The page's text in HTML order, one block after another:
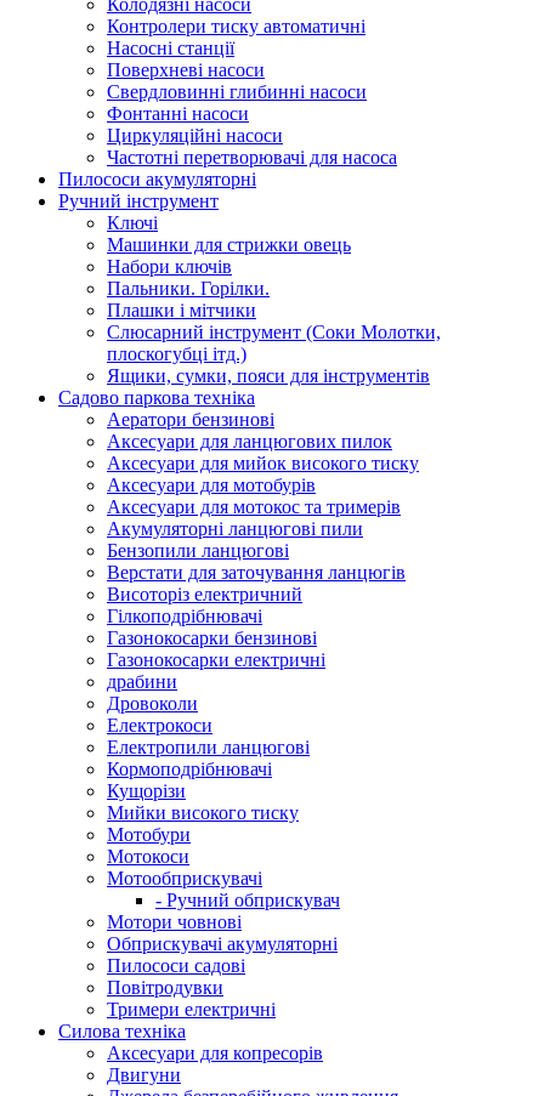
Колодязні насоси
Контролери тиску автоматичні
Насосні станції
Поверхневі насоси
Свердловинні глибинні насоси
Фонтанні насоси
Циркуляційні насоси
Частотні перетворювачі для насоса
Пилососи акумуляторні
Ручний інструмент
Ключі
Машинки для стрижки овець
Набори ключів
Пальники. Горілки.
Плашки і мітчики
Слюсарний інструмент (Соки Молотки,
плоскогубці ітд.)
Ящики, сумки, пояси для інструментів
Садово паркова техніка
Аератори бензинові
Аксесуари для ланцюгових пилок
Аксесуари для мийок високого тиску
Аксесуари для мотобурів
Аксесуари для мотокос та тримерів
Акумуляторні ланцюгові пили
Бензопили ланцюгові
Верстати для заточування ланцюгів
Висоторіз електричний
Гілкоподрібнювачі
Газонокосарки бензинові
Газонокосарки електричні
драбини
Дровоколи
Електрокоси
Електропили ланцюгові
Кормоподрібнювачі
Кущорізи
Мийки високого тиску
Мотобури
Мотокоси
Мотообприскувачі
- Ручний обприскувач
Мотори човнові
Обприскувачі акумуляторні
Пилососи садові
Повітродувки
Тримери електричні
Силова техніка
Аксесуари для копресорів
Двигуни